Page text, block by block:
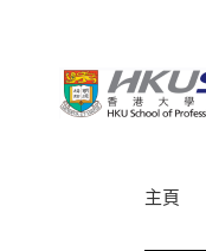
主頁